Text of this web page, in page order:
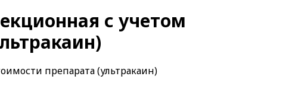
с учетом
препарата (ультракаин)